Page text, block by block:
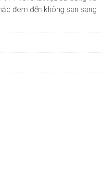
đem đến không san sang